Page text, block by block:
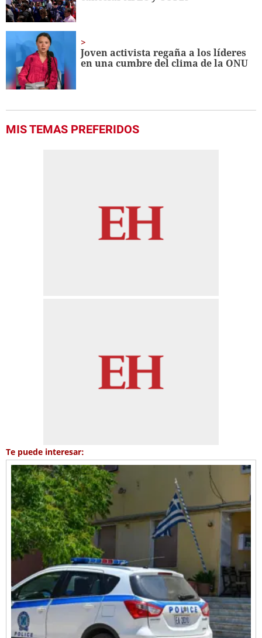
Joven activista regaña a los líderes
en una cumbre del clima de la ONU
MIS TEMAS PREFERIDOS
Te puede interesar: